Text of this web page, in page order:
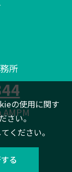
所
の使用に関す
さい。
ください。
る